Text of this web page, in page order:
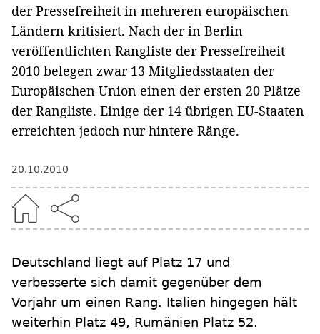
der Pressefreiheit in mehreren europäischen
Ländern kritisiert. Nach der in Berlin
veröffentlichten Rangliste der Pressefreiheit
2010 belegen zwar 13 Mitgliedsstaaten der
Europäischen Union einen der ersten 20 Plätze
der Rangliste. Einige der 14 übrigen EU-Staaten
erreichten jedoch nur hintere Ränge.
20.10.2010
Deutschland liegt auf Platz 17 und
verbesserte sich damit gegenüber dem
Vorjahr um einen Rang. Italien hingegen hält
weiterhin Platz 49, Rumänien Platz 52.